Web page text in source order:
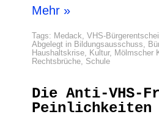
Mehr »
Tags: Medack, VHS-
Abgelegt in Bildungsausschuss,
Haushaltskrise, Kultur, Mölmscher
Rechtsbrüche, Schule
Die Anti-VHS-
Peinlichkeiten